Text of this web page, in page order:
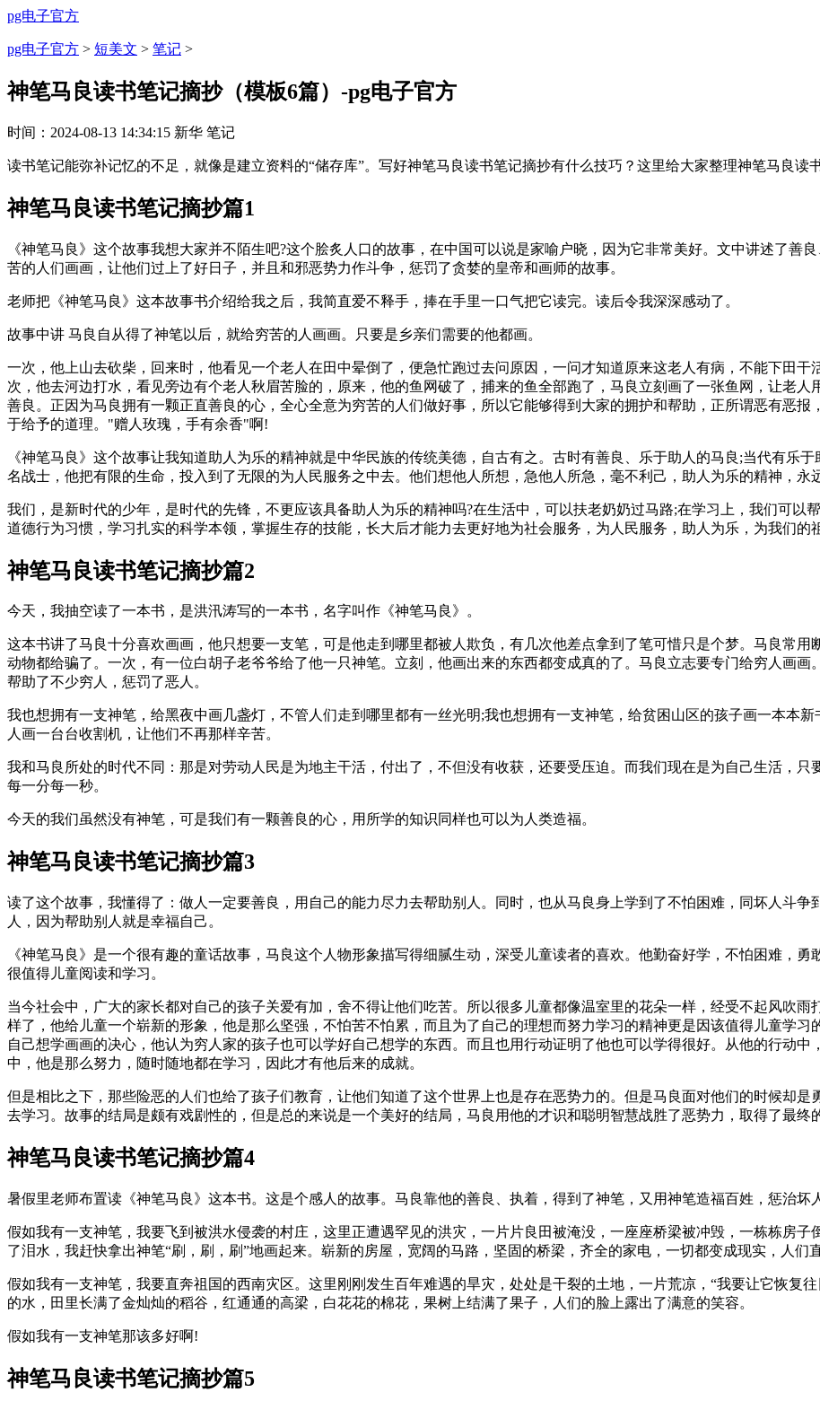
pg电子官方
pg电子官方 > 短美文 > 笔记 >
神笔马良读书笔记摘抄（模板6篇）-pg电子官方
时间： 2024-08-13 14:34:15 新华 笔记
读书笔记能弥补记忆的不足，就像是建立资料的“储存库”。写好神笔马良读书笔记摘抄有什么技巧？这里给大家整理神笔马良读
神笔马良读书笔记摘抄篇1
《神笔马良》这个故事我想大家并不陌生吧?这个脍炙人口的故事，在中国可以说是家喻户晓，因为它非常美好。文中讲述了善
苦的人们画画，让他们过上了好日子，并且和邪恶势力作斗争，惩罚了贪婪的皇帝和画师的故事。
老师把《神笔马良》这本故事书介绍给我之后，我简直爱不释手，捧在手里一口气把它读完。读后令我深深感动了。
故事中讲 马良自从得了神笔以后，就给穷苦的人画画。只要是乡亲们需要的他都画。
一次，他上山去砍柴，回来时，他看见一个老人在田中晕倒了，便急忙跑过去问原因，一问才知道原来这老人有病，不能下田
次，他去河边打水，看见旁边有个老人秋眉苦脸的，原来，他的鱼网破了，捕来的鱼全部跑了，马良立刻画了一张鱼网，让老
善良。正因为马良拥有一颗正直善良的心，全心全意为穷苦的人们做好事，所以它能够得到大家的拥护和帮助，正所谓恶有恶
于给予的道理。"赠人玫瑰，手有余香"啊!
《神笔马良》这个故事让我知道助人为乐的精神就是中华民族的传统美德，自古有之。古时有善良、乐于助人的马良;当代有
名战士，他把有限的生命，投入到了无限的为人民服务之中去。他们想他人所想，急他人所急，毫不利己，助人为乐的精神，永
我们，是新时代的少年，是时代的先锋，不更应该具备助人为乐的精神吗?在生活中，可以扶老奶奶过马路;在学习上，我们可以
道德行为习惯，学习扎实的科学本领，掌握生存的技能，长大后才能力去更好地为社会服务，为人民服务，助人为乐，为我们的
神笔马良读书笔记摘抄篇2
今天，我抽空读了一本书，是洪汛涛写的一本书，名字叫作《神笔马良》。
这本书讲了马良十分喜欢画画，他只想要一支笔，可是他走到哪里都被人欺负，有几次他差点拿到了笔可惜只是个梦。马良常
动物都给骗了。一次，有一位白胡子老爷爷给了他一只神笔。立刻，他画出来的东西都变成真的了。马良立志要专门给穷人画
帮助了不少穷人，惩罚了恶人。
我也想拥有一支神笔，给黑夜中画几盏灯，不管人们走到哪里都有一丝光明;我也想拥有一支神笔，给贫困山区的孩子画一本本
人画一台台收割机，让他们不再那样辛苦。
我和马良所处的时代不同：那是对劳动人民是为地主干活，付出了，不但没有收获，还要受压迫。而我们现在是为自己生活，
每一分每一秒。
今天的我们虽然没有神笔，可是我们有一颗善良的心，用所学的知识同样也可以为人类造福。
神笔马良读书笔记摘抄篇3
读了这个故事，我懂得了：做人一定要善良，用自己的能力尽力去帮助别人。同时，也从马良身上学到了不怕困难，同坏人斗
人，因为帮助别人就是幸福自己。
《神笔马良》是一个很有趣的童话故事，马良这个人物形象描写得细腻生动，深受儿童读者的喜欢。他勤奋好学，不怕困难，
很值得儿童阅读和学习。
当今社会中，广大的家长都对自己的孩子关爱有加，舍不得让他们吃苦。所以很多儿童都像温室里的花朵一样，经受不起风吹
样了，他给儿童一个崭新的形象，他是那么坚强，不怕苦不怕累，而且为了自己的理想而努力学习的精神更是因该值得儿童学
自己想学画画的决心，他认为穷人家的孩子也可以学好自己想学的东西。而且也用行动证明了他也可以学得很好。从他的行动
中，他是那么努力，随时随地都在学习，因此才有他后来的成就。
但是相比之下，那些险恶的人们也给了孩子们教育，让他们知道了这个世界上也是存在恶势力的。但是马良面对他们的时候却
去学习。故事的结局是颇有戏剧性的，但是总的来说是一个美好的结局，马良用他的才识和聪明智慧战胜了恶势力，取得了最终
神笔马良读书笔记摘抄篇4
暑假里老师布置读《神笔马良》这本书。这是个感人的故事。马良靠他的善良、执着，得到了神笔，又用神笔造福百姓，惩治
假如我有一支神笔，我要飞到被洪水侵袭的村庄，这里正遭遇罕见的洪灾，一片片良田被淹没，一座座桥梁被冲毁，一栋栋房
了泪水，我赶快拿出神笔“刷，刷，刷”地画起来。崭新的房屋，宽阔的马路，坚固的桥梁，齐全的家电，一切都变成现实，人们
假如我有一支神笔，我要直奔祖国的西南灾区。这里刚刚发生百年难遇的旱灾，处处是干裂的土地，一片荒凉，“我要让它恢复
的水，田里长满了金灿灿的稻谷，红通通的高梁，白花花的棉花，果树上结满了果子，人们的脸上露出了满意的笑容。
假如我有一支神笔那该多好啊!
神笔马良读书笔记摘抄篇5